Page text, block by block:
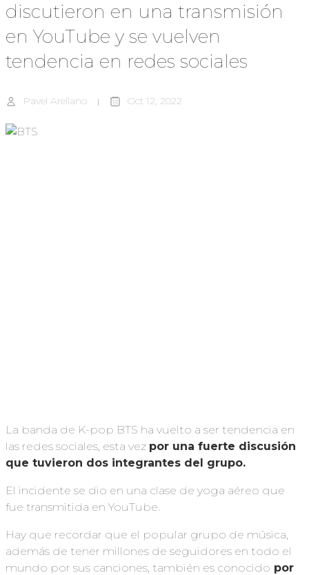
discutieron en una transmisión
en YouTube y se vuelven
tendencia en redes sociales
Pavel Arellano Oct 12, 2022
La banda de K-pop BTS ha vuelto a ser tendencia en
las redes sociales, esta vez por una fuerte discusión
que tuvieron dos integrantes del grupo.
El incidente se dio en una clase de yoga aéreo que
fue transmitida en YouTube.
Hay que recordar que el popular grupo de música,
además de tener millones de seguidores en todo el
mundo por sus canciones, también es conocido por